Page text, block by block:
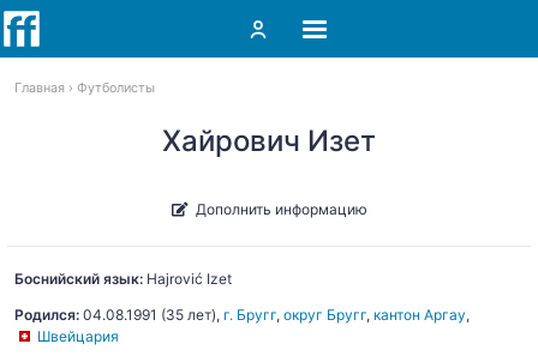
Главная Футболисты
Хайрович Изет
Дополнить информацию
Боснийский язык: Hajrović Izet
Родился: 04.08.1991 (35 лет), г. Бругг, округ Бругг, кантон Аргау,
Швейцария